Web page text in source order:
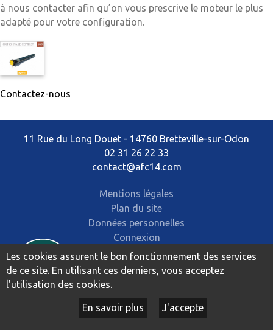
à nous contacter afin qu’on vous prescrive le moteur le plus
adapté pour votre configuration.
Contactez-nous
11 Rue du Long Douet - 14760 Bretteville-sur-Odon
02 31 26 22 33
contact@afc14.com
Mentions légales
Plan du site
Données personnelles
Connexion
Les cookies assurent le bon fonctionnement des services
de ce site. En utilisant ces derniers, vous acceptez
l'utilisation des cookies.
En savoir plus J'accepte